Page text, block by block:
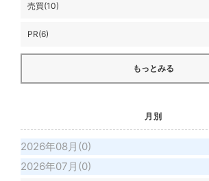
売買(10)
PR(6)
もっとみる
月別
2026年08月(0)
2026年07月(0)